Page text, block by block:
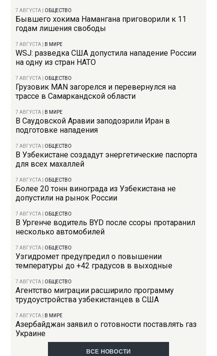
7 АВГУСТА ОБЩЕСТВО
Бывшего хокима Намангана приговорили к 11
годам лишения свободы
7 АВГУСТА В МИРЕ
WSJ: разведка США допустила нападение России
на одну из стран НАТО
7 АВГУСТА ОБЩЕСТВО
Грузовик MAN загорелся и перевернулся на
трассе в Самаркандской области
7 АВГУСТА В МИРЕ
В Саудовской Аравии заподозрили Иран в
подготовке нападения
7 АВГУСТА ОБЩЕСТВО
В Узбекистане создадут энергетические паспорта
для всех махаллей
7 АВГУСТА ОБЩЕСТВО
Более 20 тонн винограда из Узбекистана не
допустили на рынок России
7 АВГУСТА ОБЩЕСТВО
В Ургенче водитель BYD после ссоры протаранил
несколько автомобилей
7 АВГУСТА ОБЩЕСТВО
Узгидромет предупредил о повышении
температуры до +42 градусов в выходные
7 АВГУСТА ОБЩЕСТВО
Агентство миграции расширило программу
трудоустройства узбекистанцев в США
7 АВГУСТА В МИРЕ
Азербайджан заявил о готовности поставлять газ
Украине
ВСЕ НОВОСТИ